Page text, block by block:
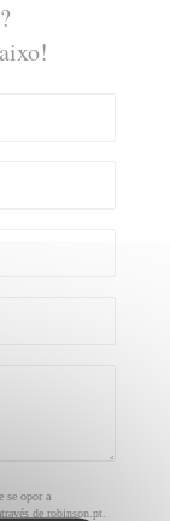
se opor a
de robinson.pt